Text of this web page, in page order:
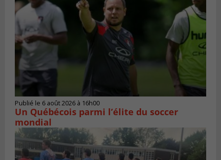
Publié le 6 août 2026 à 16h00
Un Québécois parmi l’élite du soccer
mondial